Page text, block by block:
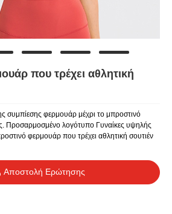
που τρέχει αθλητική
συμπίεσης φερμουάρ μέχρι το μπροστινό
Προσαρμοσμένο λογότυπο Γυναίκες υψηλής
φερμουάρ που τρέχει αθλητική σουτιέν
Αποστολή Ερώτησης